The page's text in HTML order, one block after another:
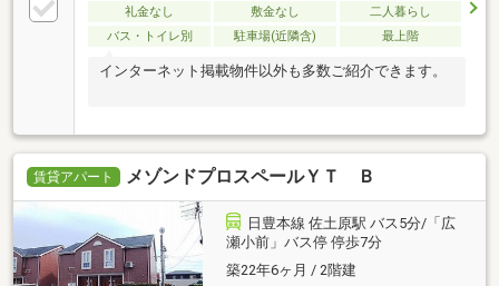
礼金なし 敷金なし
二人暮らし
バス・トイレ別
駐車場(近隣含) 最上階
インターネット掲載物件以外も多数ご紹介できます。
賃貸アパート メゾンドプロスペールＹＴ Ｂ
日豊本線 佐土原駅 バス5分/「広
瀬小前」バス停 停歩7分
築22年6ヶ月 / 2階建